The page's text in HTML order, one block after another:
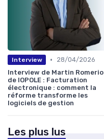
Interview •
28/04/2026
Interview de Martin Romerio
de IOPOLE : Facturation
électronique : comment la
réforme transforme les
logiciels de gestion
Les plus lus